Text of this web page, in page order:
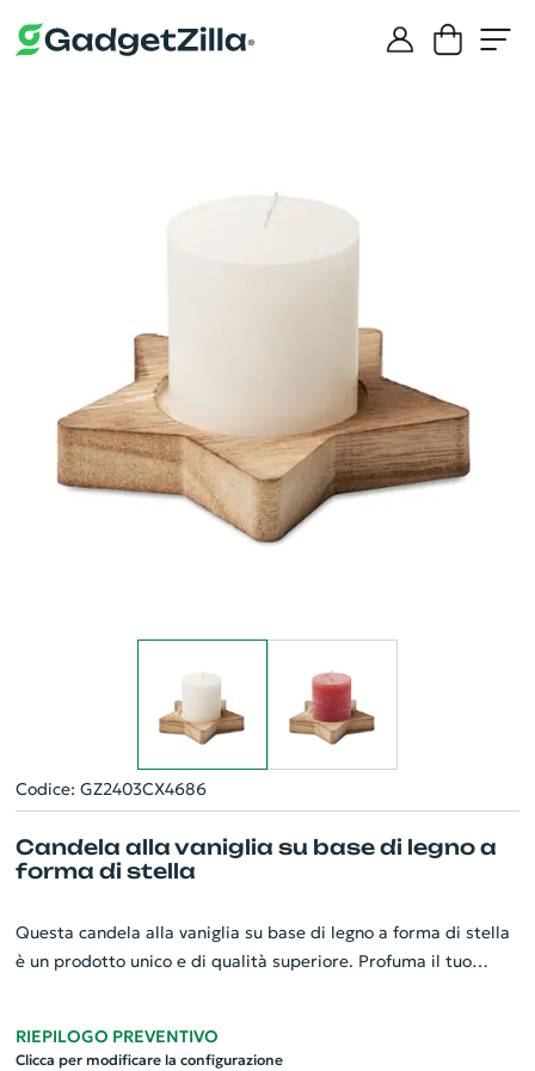
Codice: GZ2403CX4686
Candela alla vaniglia su base di legno a
forma di stella
Questa candela alla vaniglia su base di legno a forma di stella
è un prodotto unico e di qualità superiore. Profuma il tuo
aggiungendo un tocco di eleganza. Questo gadget
RIEPILOGO PREVENTIVO
Clicca per modificare la configurazione